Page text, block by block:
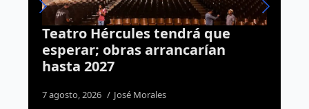
Más de 16 mil viviendas
a Querétaro con el programa
Sheinbaum
5 agosto, 2026